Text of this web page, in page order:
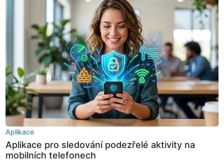
Aplikace
Aplikace pro sledování podezřelé aktivity na
mobilních telefonech